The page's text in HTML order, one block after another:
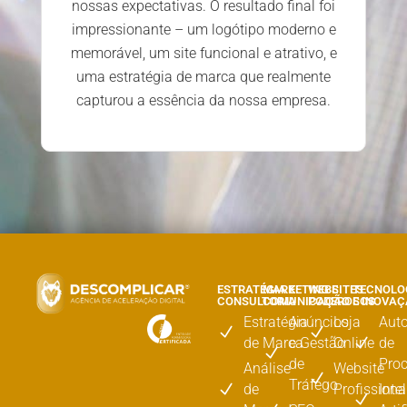
O resultado final foi
um logótipo moderno e
funcional e atrativo, e
marca que realmente
da nossa empresa.
dedicada. Estamos
satisfeitos com o serviço
resultados
ESTRATÉGIA E
CONSULTORIA
Estratégia
de Marca
Análise
de
MARKETING E
COMUNICAÇÃO
Anúncios
e Gestão
de
Tráfego
WEBSITES
PODEROSOS
Loja
Online
Website
E
de